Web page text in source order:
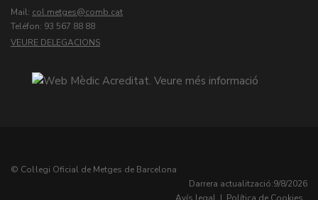
Mail: col.metges
Teléfon: 93 567 88 88
VEURE DELEGACIONS
© Col·legi Oficial de Metges de Barcelona
Darrera actualització:9/8/2026
Avís legal | Política de Cookies